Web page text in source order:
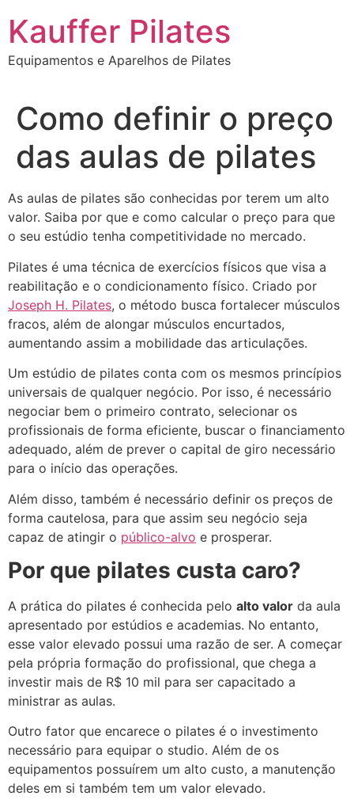
para
conteúdo
Kauffer Pilates
Equipamentos e Aparelhos de Pilates
Como definir o preço
das aulas de pilates
As aulas de pilates são conhecidas por terem um alto
valor. Saiba por que e como calcular o preço para que
o seu estúdio tenha competitividade no mercado.
Pilates é uma técnica de exercícios físicos que visa a
reabilitação e o condicionamento físico. Criado por
Joseph H. Pilates, o método busca fortalecer músculos
fracos, além de alongar músculos encurtados,
aumentando assim a mobilidade das articulações.
Um estúdio de pilates conta com os mesmos princípios
universais de qualquer negócio. Por isso, é necessário
negociar bem o primeiro contrato, selecionar os
profissionais de forma eficiente, buscar o financiamento
adequado, além de prever o capital de giro necessário
para o início das operações.
Além disso, também é necessário definir os preços de
forma cautelosa, para que assim seu negócio seja
capaz de atingir o público-alvo e prosperar.
Por que pilates custa caro?
A prática do pilates é conhecida pelo alto valor da aula
apresentado por estúdios e academias. No entanto,
esse valor elevado possui uma razão de ser. A começar
pela própria formação do profissional, que chega a
investir mais de R$ 10 mil para ser capacitado a
ministrar as aulas.
Outro fator que encarece o pilates é o investimento
necessário para equipar o studio. Além de os
equipamentos possuírem um alto custo, a manutenção
deles em si também tem um valor elevado.